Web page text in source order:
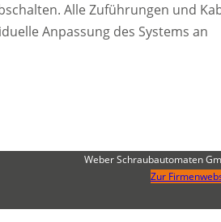
Alle Zuführungen und
Anpassung des Systems an
Weber Schraubautomaten
Zur